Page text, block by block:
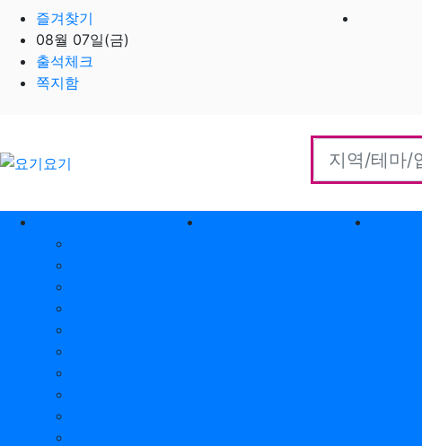
즐겨찾기
08월 07일(금)
출석체크
쪽지함
홈으로